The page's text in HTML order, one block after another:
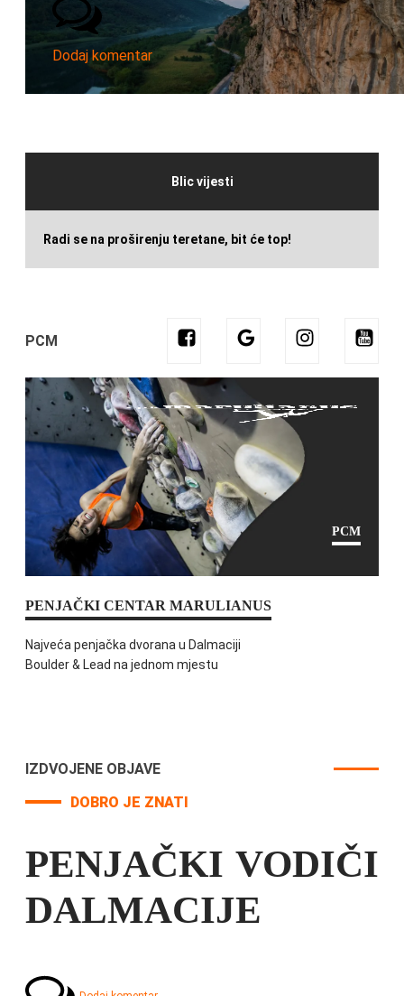
Dodaj komentar
Blic vijesti
Radi se na proširenju teretane, bit će top!
PCM
PCM
PENJAČKI CENTAR MARULIANUS
Najveća penjačka dvorana u Dalmaciji
Boulder & Lead na jednom mjestu
IZDVOJENE OBJAVE
DOBRO JE ZNATI
PENJAČKI VODIČI
DALMACIJE